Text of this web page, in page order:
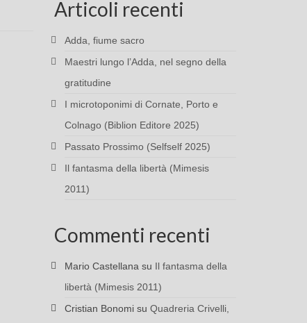
Articoli recenti
Adda, fiume sacro
Maestri lungo l’Adda, nel segno della
gratitudine
I microtoponimi di Cornate, Porto e
Colnago (Biblion Editore 2025)
Passato Prossimo (Selfself 2025)
Il fantasma della libertà (Mimesis
2011)
Commenti recenti
Mario Castellana su Il fantasma della
libertà (Mimesis 2011)
Cristian Bonomisu Quadreria Crivelli,